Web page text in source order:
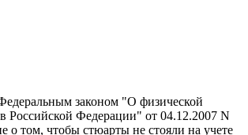
законом "О физической
в Российской Федерации" от 04.12.2007 N
о том, чтобы стюарты не стояли на учете